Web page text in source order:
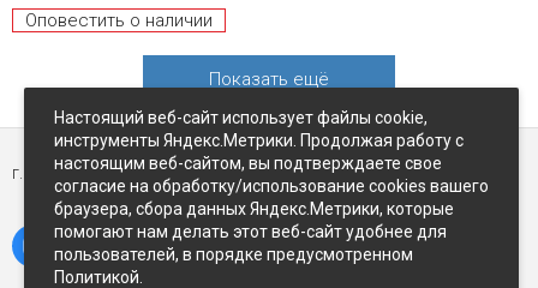
Оповестить о наличии
Показать ещё
г. Петропавловск-Камчатский,ул Восточное-шоссе, д.5
Настоящий веб-сайт использует файлы cookie,
инструменты Яндекс.Метрики. Продолжая работу с
настоящим веб-сайтом, вы подтверждаете свое
согласие на обработку/использование cookies вашего
браузера, сбора данных Яндекс.Метрики, которые
помогают нам делать этот веб-сайт удобнее для
пользователей, в порядке предусмотренном
Политикой.